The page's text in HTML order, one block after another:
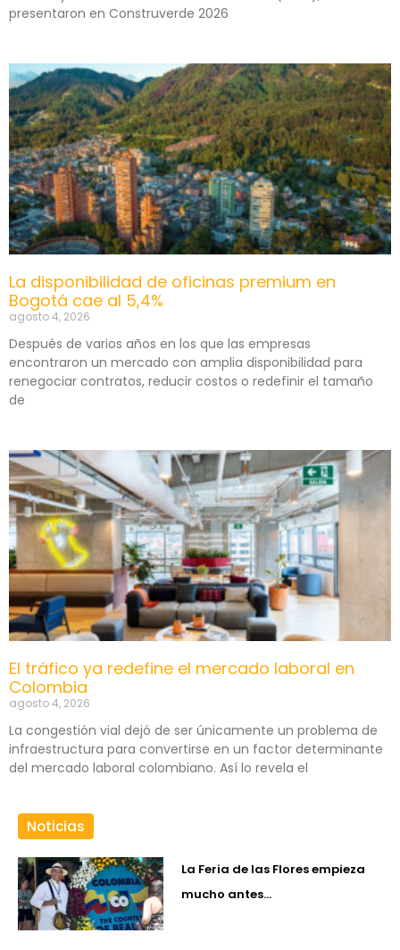
presentaron en Construverde 2026
La disponibilidad de oficinas premium en
Bogotá cae al 5,4%
agosto 4, 2026
Después de varios años en los que las empresas
encontraron un mercado con amplia disponibilidad para
renegociar contratos, reducir costos o redefinir el tamaño
de
El tráfico ya redefine el mercado laboral en
Colombia
agosto 4, 2026
La congestión vial dejó de ser únicamente un problema de
infraestructura para convertirse en un factor determinante
del mercado laboral colombiano. Así lo revela el
Noticias
La Feria de las Flores empieza
mucho antes…